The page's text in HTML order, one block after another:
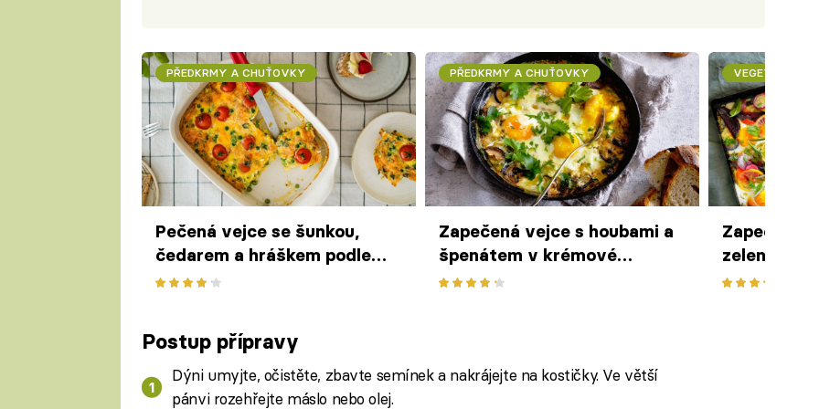
PŘEDKRMY A CHUŤOVKY
Pečená vejce se šunkou,
čedarem a hráškem podle
Buchty v troubě – snídaně
PŘEDKRMY A CHUŤOVKY
Zapečená vejce s houbami a
špenátem v krémové
omáčce se sýrem
VEGETARIÁNSKÉ
Zapečená
zeleninou z
Postup přípravy
Dýni umyjte, očistěte, zbavte semínek a nakrájejte na kostičky. Ve větší
pánvi rozehřejte máslo nebo olej.